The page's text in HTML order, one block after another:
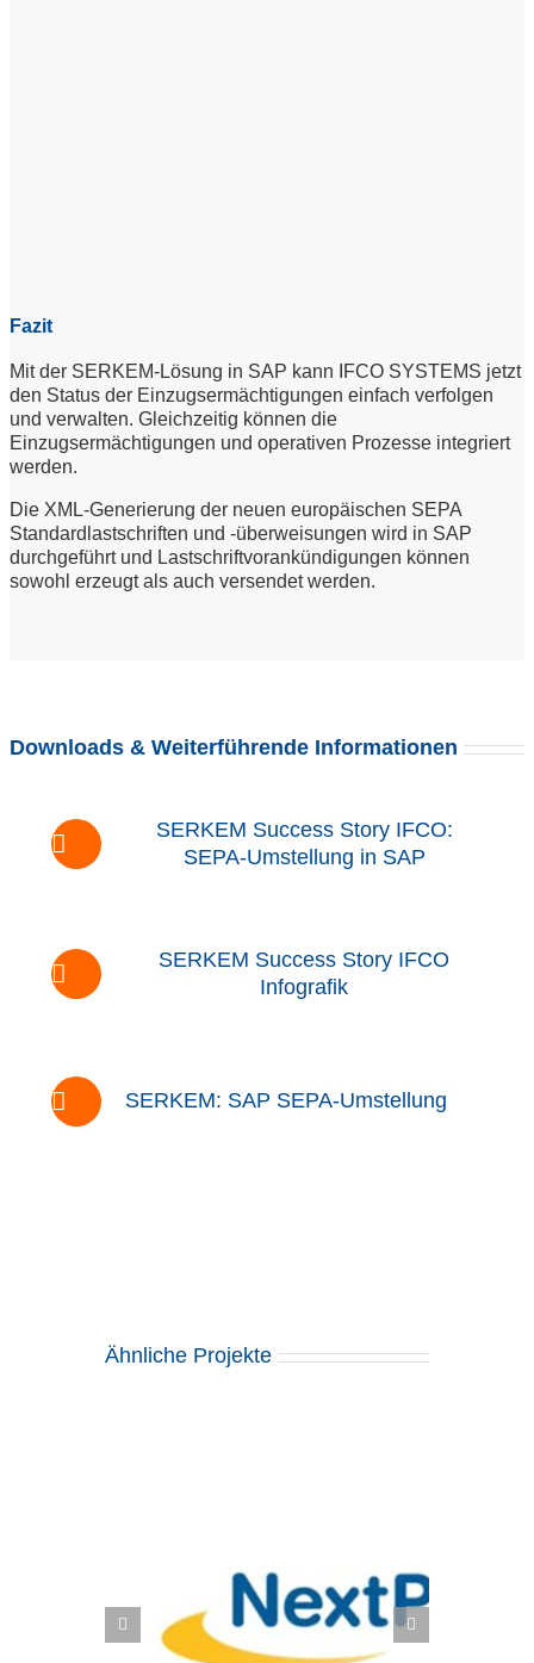
Fazit
Mit der SERKEM-Lösung in SAP kann IFCO SYSTEMS jetzt
den Status der Einzugsermächtigungen einfach verfolgen
und verwalten. Gleichzeitig können die
Einzugsermächtigungen und operativen Prozesse integriert
werden.
Die XML-Generierung der neuen europäischen SEPA
Standardlastschriften und -überweisungen wird in SAP
durchgeführt und Lastschriftvorankündigungen können
sowohl erzeugt als auch versendet werden.
Downloads & Weiterführende Informationen
SERKEM Success Story IFCO:
SEPA-Umstellung in SAP
SERKEM Success Story IFCO
Infografik
SERKEM: SAP SEPA-Umstellung
Ähnliche Projekte
Scott Sports SA: Zukunftssichere
Supply Chain mit SAP EWM und
S/4HANA Fashion